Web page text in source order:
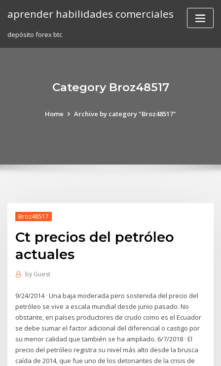
aprender habilidades comerciales
depósito forex btc
Category Broz48517
Home Archive by category "Broz48517"
Broz48517
Ct precios del petróleo
actuales
by Guest
9/24/2014 · Una baja moderada pero sostenida del precio del
petróleo se vive a escala mundial desde junio pasado. No
obstante, en países productores de crudo como es el Ecuador
se debe sumar el factor adicional del diferencial o castigo por
su menor calidad que también se ha ampliado. 6/7/2018 · El
precio del petróleo registra su nivel más alto desde la brusca
caída de 2014, que fue uno de los detonantes de la crisis de